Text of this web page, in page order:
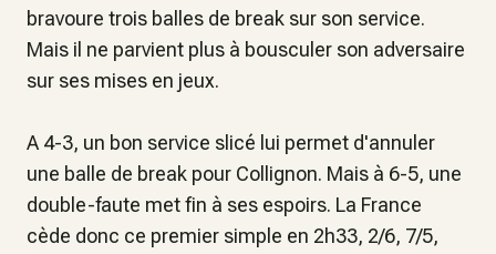
bravoure trois balles de break sur son service.
Mais il ne parvient plus à bousculer son adversaire
sur ses mises en jeux.
A 4-3, un bon service slicé lui permet d'annuler
une balle de break pour Collignon. Mais à 6-5, une
double-faute met fin à ses espoirs. La France
cède donc ce premier simple en 2h33, 2/6, 7/5,